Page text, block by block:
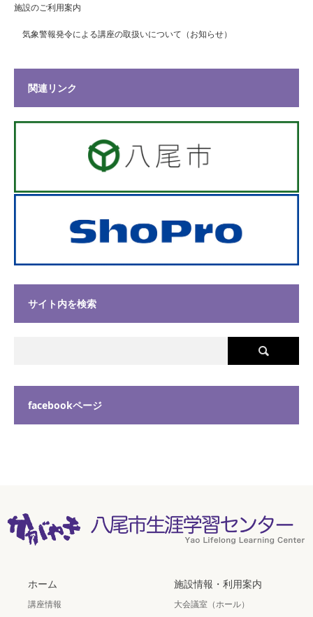
施設のご利用案内
気象警報発令による講座の取扱いについて（お知らせ）
関連リンク
サイト内を検索
facebookページ
ホーム
講座情報
施設情報・利用案内
大会議室（ホール）